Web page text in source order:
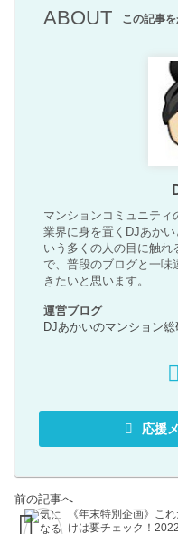
ABOUT この記事
マンションコミュニティ
業界に身を置くDJあか
いう多くの人の目に触
で、普段のブログと一
きたいと思います。
運営ブログ
DJあかいのマンション総
応援
《年末特別企画》こ
けは要チェック！